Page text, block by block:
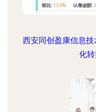
西安同创盈康信息
化